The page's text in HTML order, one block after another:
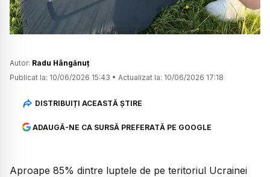
Autor: Radu Hângănuț
Publicat la: 10/06/2026 15:43 • Actualizat la: 10/06/2026 17:18
DISTRIBUIȚI ACEASTĂ ȘTIRE
ADAUGĂ-NE CA SURSĂ PREFERATĂ PE GOOGLE
Aproape 85% dintre luptele de pe teritoriul Ucrainei